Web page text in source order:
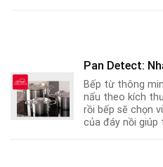
Pan Detect:
Bếp từ thông
nấu theo kích
rồi bếp sẽ chọn
của đáy nồi giúp